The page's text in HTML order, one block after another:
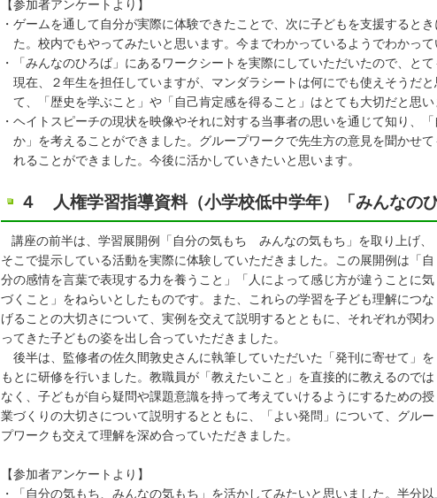
【参加者アンケートより】
・ゲームを通して自分が実際に体験できたことで、次に子どもを支援すると
た。校内でもやってみたいと思います。今までわかっているようでわかって
・「みんなのひろば」にあるワークシートを実際にしていただいたので、と
現在、２年生を担任していますが、マンダラシートは何にでも使えそうだ
て、「歴史を学ぶこと」や「自己肯定感を得ること」はとても大切だと思い
・ヘイトスピーチの現状を映像やそれに対する当事者の思いを通じて知り、
か」を考えることができました。グループワークで先生方の意見を聞かせ
れることができました。今後に活かしていきたいと思います。
４ 人権学習指導資料（小学校低中学年）「みんなの
講座の前半は、学習展開例「自分の気もち みんなの気もち」を取り上げ、
そこで提示している活動を実際に体験していただきました。この展開例は「自
分の感情を言葉で表現する力を養うこと」「人によって感じ方が違うことに気
づくこと」をねらいとしたものです。また、これらの学習を子ども理解につな
げることの大切さについて、実例を交えて説明するとともに、それぞれが関わ
ってきた子どもの姿を出し合っていただきました。
後半は、監修者の佐久間敦史さんに執筆していただいた「発刊に寄せて」を
もとに研修を行いました。教職員が「教えたいこと」を直接的に教えるのでは
なく、子どもが自ら疑問や課題意識を持って考えていけるようにするための授
業づくりの大切さについて説明するとともに、「よい発問」について、グルー
プワークも交えて理解を深め合っていただきました。
【参加者アンケートより】
・「自分の気もち、みんなの気もち」を活かしてみたいと思いました。半分